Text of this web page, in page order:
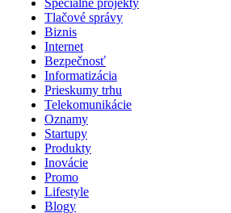
Špeciálne projekty
Tlačové správy
Biznis
Internet
Bezpečnosť
Informatizácia
Prieskumy trhu
Telekomunikácie
Oznamy
Startupy
Produkty
Inovácie
Promo
Lifestyle
Blogy